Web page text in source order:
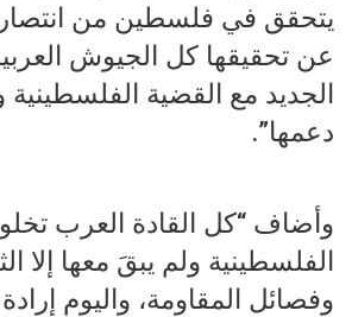
يتحقق في فلسطين من
عن تحقيقها كل الجيوش
الجديد مع القضية
دعمها”.
وأضاف “كل القادة العرب
الفلسطينية ولم يبقَ معها إلا
وفصائل المقاومة، واليوم